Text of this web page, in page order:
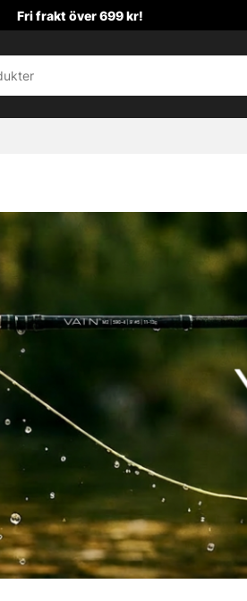
Fri frakt över 699 kr!